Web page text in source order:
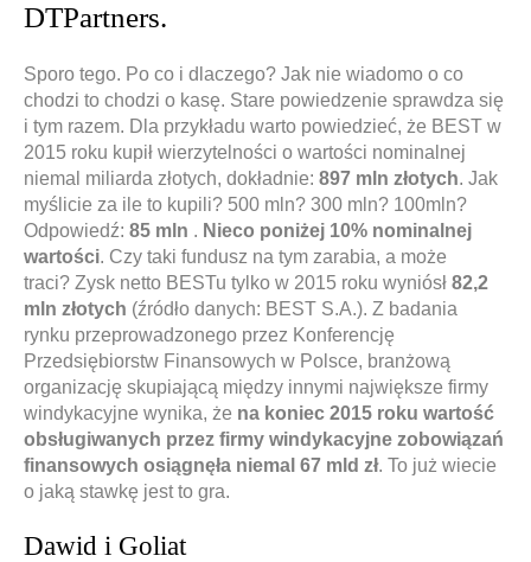
DTPartners.
Sporo tego. Po co i dlaczego? Jak nie wiadomo o co
chodzi to chodzi o kasę. Stare powiedzenie sprawdza się
i tym razem. Dla przykładu warto powiedzieć, że BEST w
2015 roku kupił wierzytelności o wartości nominalnej
niemal miliarda złotych, dokładnie: 897 mln złotych. Jak
myślicie za ile to kupili? 500 mln? 300 mln? 100mln?
Odpowiedź: 85 mln . Nieco poniżej 10% nominalnej
wartości. Czy taki fundusz na tym zarabia, a może
traci? Zysk netto BESTu tylko w 2015 roku wyniósł 82,2
mln złotych (źródło danych: BEST S.A.). Z badania
rynku przeprowadzonego przez Konferencję
Przedsiębiorstw Finansowych w Polsce, branżową
organizację skupiającą między innymi największe firmy
windykacyjne wynika, że na koniec 2015 roku wartość
obsługiwanych przez firmy windykacyjne zobowiązań
finansowych osiągnęła niemal 67 mld zł. To już wiecie
o jaką stawkę jest to gra.
Dawid i Goliat